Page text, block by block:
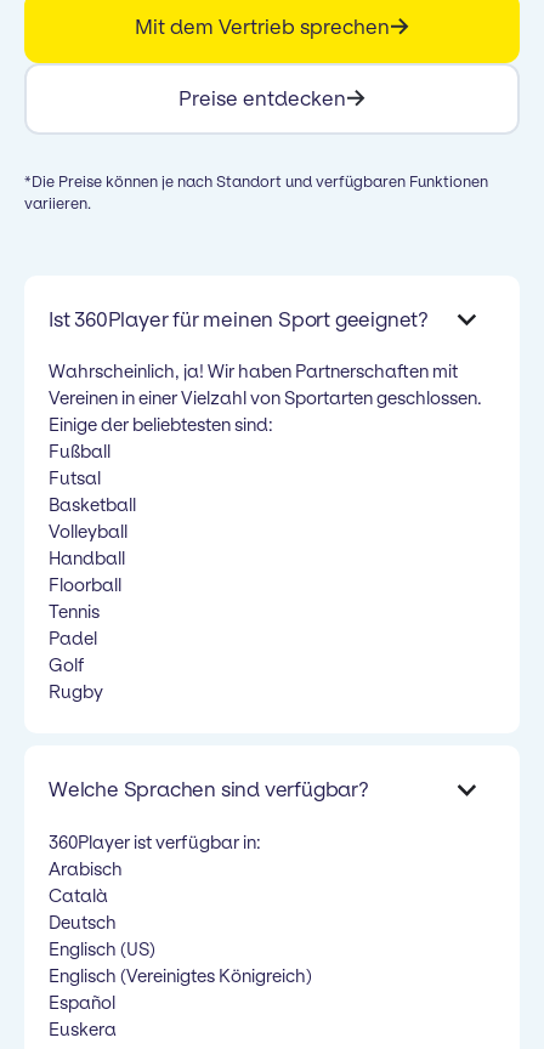
Mit dem Vertrieb sprechen
Preise entdecken
*Die Preise können je nach Standort und verfügbaren Funktionen
variieren.
Ist 360Player für meinen Sport geeignet?
Wahrscheinlich, ja! Wir haben Partnerschaften mit
Vereinen in einer Vielzahl von Sportarten geschlossen.
Einige der beliebtesten sind:
Fußball
Futsal
Basketball
Volleyball
Handball
Floorball
Tennis
Padel
Golf
Rugby
Welche Sprachen sind verfügbar?
360Player ist verfügbar in:
Arabisch
Català
Deutsch
Englisch (US)
Englisch (Vereinigtes Königreich)
Español
Euskera